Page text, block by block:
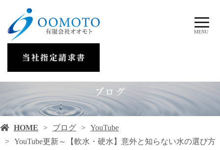
MENU
ブログ
HOME ブログ
YouTube
YouTube更新～【軟水・硬水】意外と知らない水の選び方